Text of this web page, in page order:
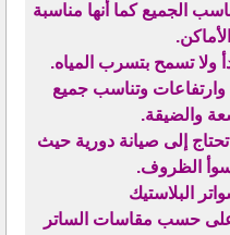
الجميع كما أنها مناسبة
ولا تسمح بتسرب المياه.
وتناسب جميع
والضيقة.
تحتاج إلى صيانة دورية حيث
الظروف.
البلاستيك
على حسب مقاسات الساتر